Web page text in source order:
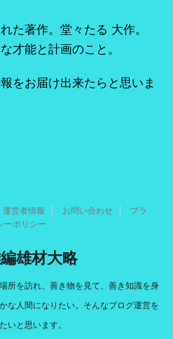
た著作。堂々たる 大作。
才能と計画のこと。
をお届け出来たらと思いま
運営者情報 お問い合わせ
プラ
ーポリシー
雄材大略
所を訪れ、善き物を見て、善き知識を身
な人間になりたい。そんなブログ運営を
いと思います。